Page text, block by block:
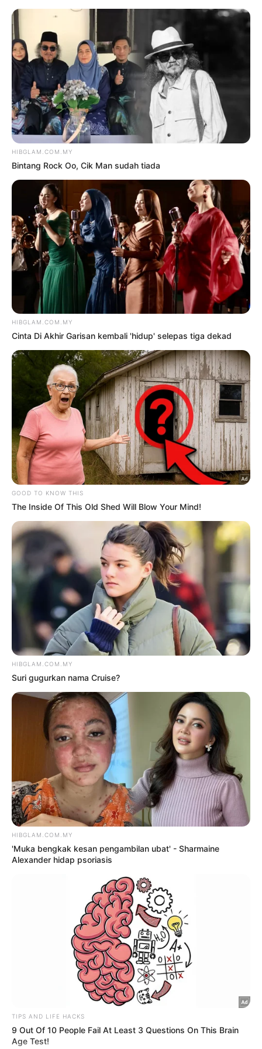
TAG: MUZIK-MUZIK
Hiburan
‘BUKAN TARIK DIRI SFMM38,
PERBINCANGAN TERMA RIM,
olehNUR EMIRA SAIZALI
Disember 2023
TERKINI
Cinta Di Akhir Garisan kembali
6 Ogos 2026
‘Mereka cakap muka saya
macam Roslan Shah, nyonya
Cina’
5 Ogos 2026
Siti Nurhaliza sebak, Noraniza
Idris ‘seram’ duet Hati Kama
5 Ogos 2026
Cik Man meninggal dunia,
kebumi 11 pagi esok
5 Ogos 2026
‘Tak kisah dituduh gila, saya
akan terus mesej Andre’
5 Ogos 2026
Kasihan Aisha Retno, cakap
Indonesia pun kena kecam
2 Ogos 2026
2
‘Tak takut bekerjasama dengan
Aliff, saya pun pendosa’
5 Ogos 2026
3
Saya jumpa pakar psikiatri,
hadiri sesi kaunseling – Bella
Astillah
4 Ogos 2026
Hubungan dengan adik kembali
bertaut, Ameng jadi perantara –
Syafiq Farhain
4 Ogos 2026
Cik Man kritikal, saluran jantung